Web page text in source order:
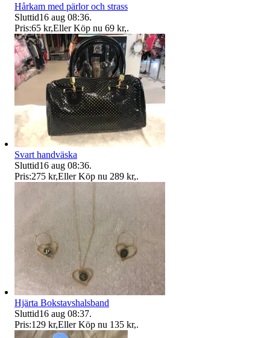
Hårkam med pärlor och strass
Sluttid16 aug 08:36.
Pris:65 kr,Eller Köp nu 69 kr,.
Svart handväska
Sluttid16 aug 08:36.
Pris:275 kr,Eller Köp nu 289 kr,.
Hjärta Bokstavshalsband
Sluttid16 aug 08:37.
Pris:129 kr,Eller Köp nu 135 kr,.